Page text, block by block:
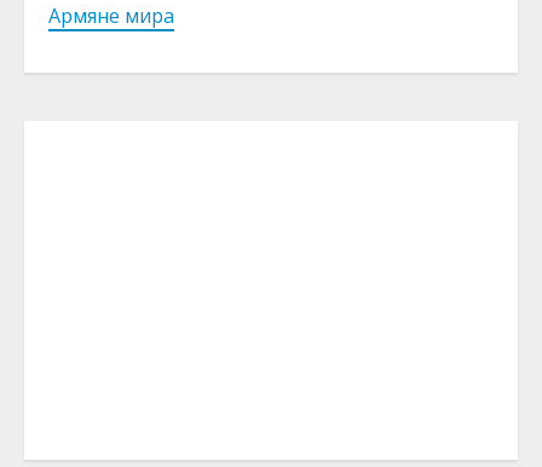
Армяне мира